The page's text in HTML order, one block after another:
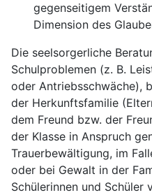
gegenseitigem
Dimension des
Die seelsorgerliche
Schulproblemen (z. B.
oder Antriebsschwäche),
der Herkunftsfamilie
dem Freund bzw. der
der Klasse in Anspruch
Trauerbewältigung, im
oder bei Gewalt in der
Schülerinnen und Schüler